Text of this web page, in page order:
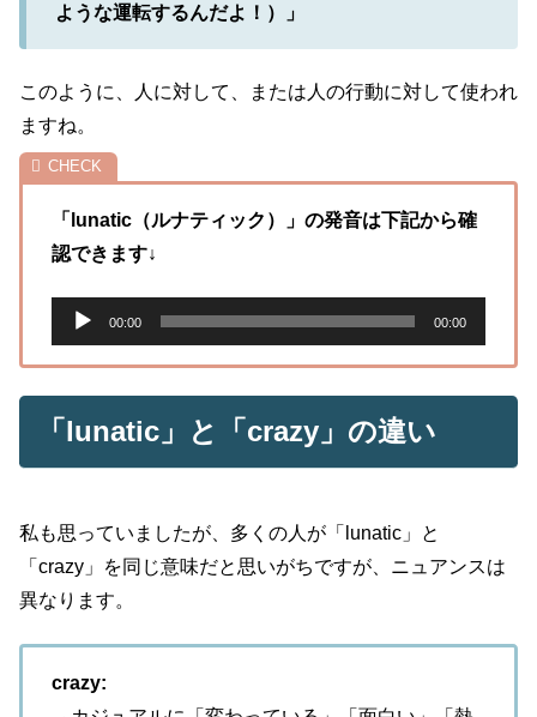
ような運転するんだよ！）」
このように、人に対して、または人の行動に対して使われ
ますね。
「lunatic（ルナティック）」の発音は下記から確
認できます↓
声
レ
ー
00:00 00:00
「lunatic」と「crazy」の違い
私も思っていましたが、多くの人が「lunatic」と
「crazy」を同じ意味だと思いがちですが、ニュアンスは
異なります。
crazy: